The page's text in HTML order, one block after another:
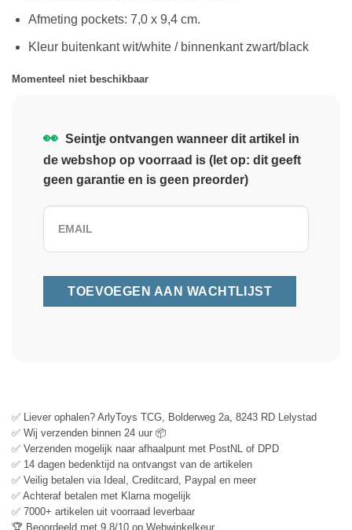
Afmeting pockets: 7,0 x 9,4 cm.
Kleur buitenkant wit/white / binnenkant zwart/black
Momenteel niet beschikbaar
👀 Seintje ontvangen wanneer dit artikel in
de webshop op voorraad is (let op: dit geeft
geen garantie en is geen preorder)
✅ Liever ophalen? ArlyToys TCG, Bolderweg 2a, 8243 RD Lelystad
✅ Wij verzenden binnen 24 uur 📦
✅ Verzenden mogelijk naar afhaalpunt met PostNL of DPD
✅ 14 dagen bedenktijd na ontvangst van de artikelen
✅ Veilig betalen via Ideal, Creditcard, Paypal en meer
✅ Achteraf betalen met Klarna mogelijk
✅ 7000+ artikelen uit voorraad leverbaar
🏆 Beoordeeld met 9.8/10 op Webwinkelkeur